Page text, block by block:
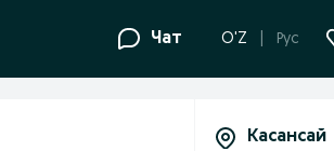
Чат O'Z Рус